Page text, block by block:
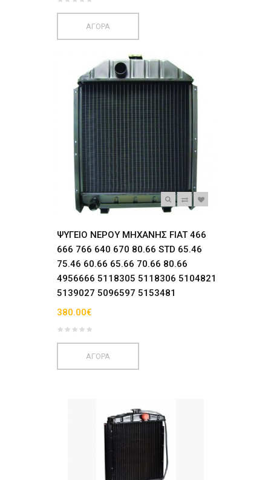
ΑΓΟΡΑ
ΨΥΓΕΙΟ ΝΕΡΟΥ ΜΗΧΑΝΗΣ FIAT 466
666 766 640 670 80.66 STD 65.46
75.46 60.66 65.66 70.66 80.66
4956666 5118305 5118306 5104821
5139027 5096597 5153481
380.00€
ΑΓΟΡΑ